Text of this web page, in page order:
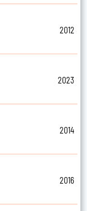
2012
2023
2014
2016